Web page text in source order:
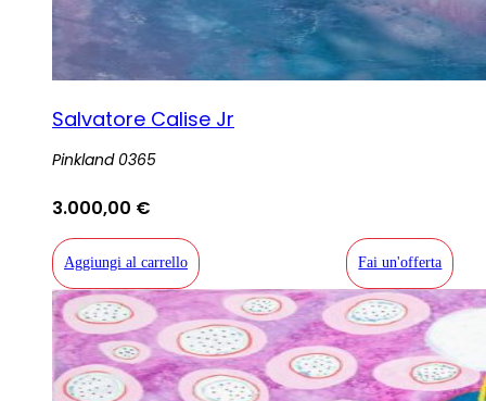
Salvatore Calise Jr
Pinkland 0365
3.000,00 €
Aggiungi al carrello Fai un'offerta